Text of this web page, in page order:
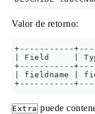
Valor de retorno:
+-----------
| Field     |
+-----------
| fieldname |
Extra puede